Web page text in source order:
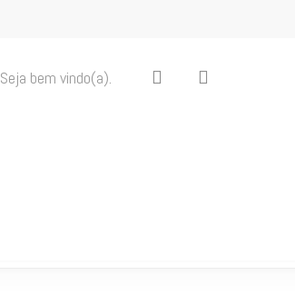
Seja bem vindo(a). search